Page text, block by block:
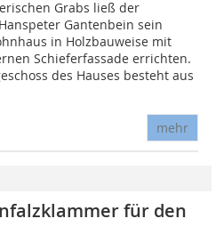
Grabs ließ der
Gantenbein sein
in Holzbauweise mit
Schieferfassade errichten.
des Hauses besteht aus
mehr
für den